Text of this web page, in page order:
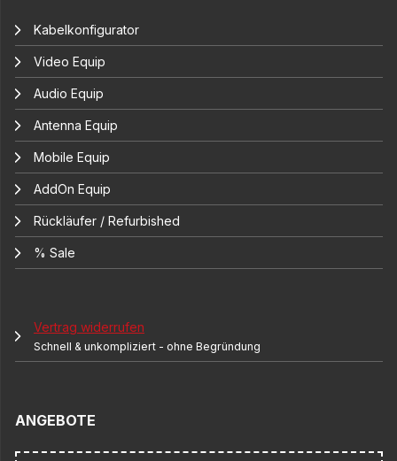
Kabelkonfigurator
Video Equip
Audio Equip
Antenna Equip
Mobile Equip
AddOn Equip
Rückläufer / Refurbished
% Sale
Vertrag widerrufen
Schnell & unkompliziert - ohne Begründung
ANGEBOTE